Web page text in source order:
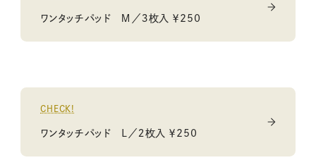
ワンタッチパッド Ｍ／３枚入 ￥250
CHECK!
ワンタッチパッド Ｌ／２枚入 ￥250